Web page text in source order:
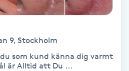
9, Stockholm
som kund känna dig varmt
är Alltid att Du ...